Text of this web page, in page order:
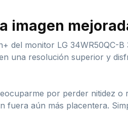
imagen
monitor LG 34WR50QC-
una resolución superior y
por perder nitidez o
fuera aún más placentera.